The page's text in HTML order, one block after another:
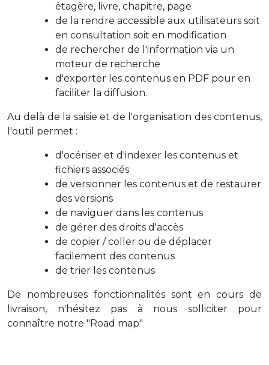
étagère, livre, chapitre, page
de la rendre accessible aux utilisateurs soit
en consultation soit en modification
de rechercher de l'information via un
moteur de recherche
d'exporter les contenus en PDF pour en
faciliter la diffusion.
Au delà de la saisie et de l'organisation des contenus,
l'outil permet :
d'océriser et d'indexer les contenus et
fichiers associés
de versionner les contenus et de restaurer
des versions
de naviguer dans les contenus
de gérer des droits d'accès
de copier / coller ou de déplacer
facilement des contenus
de trier les contenus
De nombreuses fonctionnalités sont en cours de
livraison, n'hésitez pas à nous solliciter pour
connaître notre "Road map"